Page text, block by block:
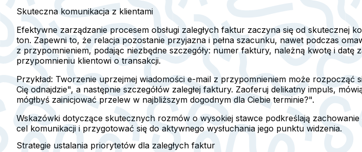
Skuteczna komunikacja z klientami
Efektywne zarządzanie procesem obsługi zaległych faktur zaczyna się od skutecznej
ton. Zapewni to, że relacja pozostanie przyjazna i pełna szacunku, nawet podczas
z przypomnieniem, podając niezbędne szczegóły: numer faktury, należną kwotę i
przypomnieniu klientowi o transakcji.
Przykład: Tworzenie uprzejmej wiadomości e-mail z przypomnieniem może rozpocząć
Cię odnajdzie", a następnie szczegółów zaległej faktury. Zaoferuj delikatny impuls,
mógłbyś zainicjować przelew w najbliższym dogodnym dla Ciebie terminie?".
Wskazówki dotyczące skutecznych rozmów o wysokiej stawce podkreślają
cel komunikacji i przygotować się do aktywnego wysłuchania jego punktu widzenia.
Strategie ustalania priorytetów dla zaległych faktur